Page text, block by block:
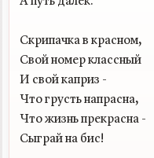
Скрипачка в красном,
Свой номер классный
И свой каприз -
Что грусть напрасна,
Что жизнь прекрасна -
Сыграй на бис!